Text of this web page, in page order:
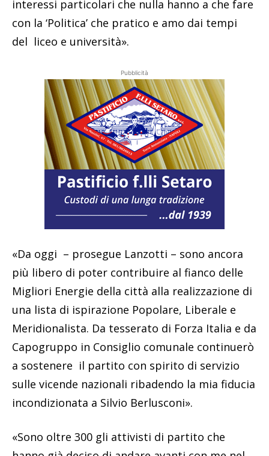
interessi particolari che nulla hanno a che fare
con la ‘Politica’ che pratico e amo dai tempi
del liceo e università».
Pubblicità
«Da oggi – prosegue Lanzotti – sono ancora
più libero di poter contribuire al fianco delle
Migliori Energie della città alla realizzazione di
una lista di ispirazione Popolare, Liberale e
Meridionalista. Da tesserato di Forza Italia e da
Capogruppo in Consiglio comunale continuerò
a sostenere il partito con spirito di servizio
sulle vicende nazionali ribadendo la mia fiducia
incondizionata a Silvio Berlusconi».
«Sono oltre 300 gli attivisti di partito che